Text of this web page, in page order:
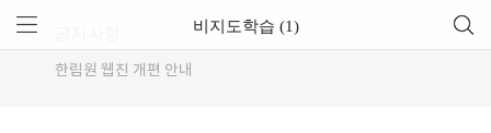
한림원 웹진 개편 안내
비지도학습 (1)